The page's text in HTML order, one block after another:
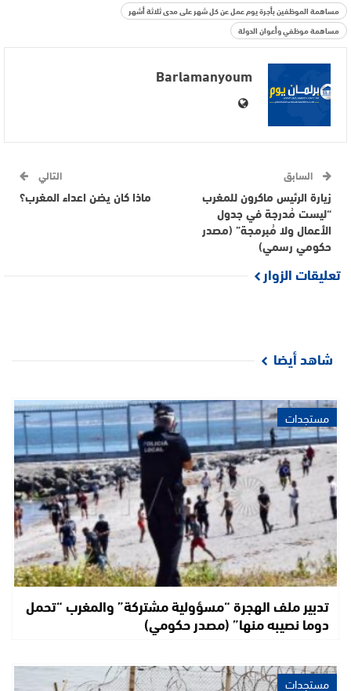
مساهمة الموظفين بأجرة يوم عمل عن كل شهر على مدى ثلاثة أشهر
مساهمة موظفي وأعوان الدولة
Barlamanyoum
السابق
زيارة الرئيس ماكرون للمغرب
“ليست مُدرجة في جدول
الأعمال ولا مُبرمجة” (مصدر
حكومي رسمي)
التالي
ماذا كان يضن اعداء المغرب؟
تعليقات الزوار
شاهد أيضا
مستجدات
تدبير ملف الهجرة “مسؤولية مشتركة” والمغرب “تحمل
دوما نصيبه منها” (مصدر حكومي)
مستجدات